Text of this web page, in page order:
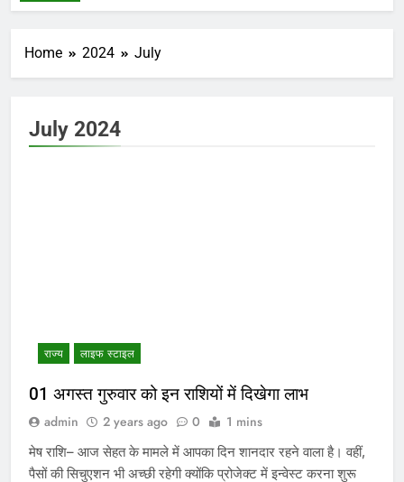
Home 2024 July
July 2024
राज्य लाइफ स्टाइल
01 अगस्त गुरुवार को इन राशियों में दिखेगा लाभ
admin 2 years ago 0 1 mins
मेष राशि– आज सेहत के मामले में आपका दिन शानदार रहने वाला है। वहीं,
पैसों की सिचुएशन भी अच्छी रहेगी क्योंकि प्रोजेक्ट में इन्वेस्ट करना शुरू